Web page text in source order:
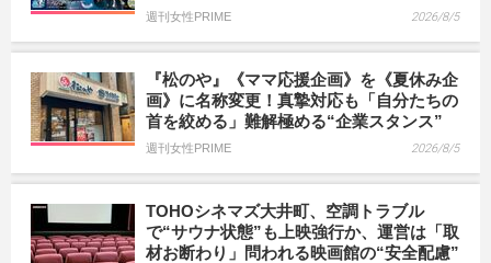
週刊女性PRIME 2026/8/5
『松のや』《ママ応援企画》を《夏休み企
画》に名称変更！真摯対応も「自分たちの
首を絞める」難解極める“企業スタンス”
週刊女性PRIME 2026/8/5
TOHOシネマズ大井町、空調トラブル
で“サウナ状態”も上映強行か、運営は「取
材お断わり」問われる映画館の“安全配慮”